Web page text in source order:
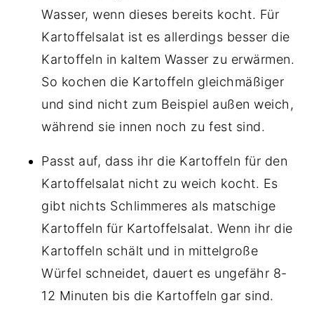
Wasser, wenn dieses bereits kocht. Für
Kartoffelsalat ist es allerdings besser die
Kartoffeln in kaltem Wasser zu erwärmen.
So kochen die Kartoffeln gleichmäßiger
und sind nicht zum Beispiel außen weich,
während sie innen noch zu fest sind.
Passt auf, dass ihr die Kartoffeln für den
Kartoffelsalat nicht zu weich kocht. Es
gibt nichts Schlimmeres als matschige
Kartoffeln für Kartoffelsalat. Wenn ihr die
Kartoffeln schält und in mittelgroße
Würfel schneidet, dauert es ungefähr 8-
12 Minuten bis die Kartoffeln gar sind.